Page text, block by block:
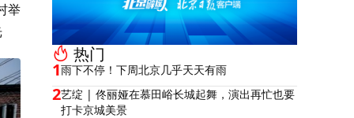
举
热门
1雨下不停！下周北京几乎天天有雨
2艺绽 | 佟丽娅在慕田峪长城起舞，演出再忙也要
打卡京城美景